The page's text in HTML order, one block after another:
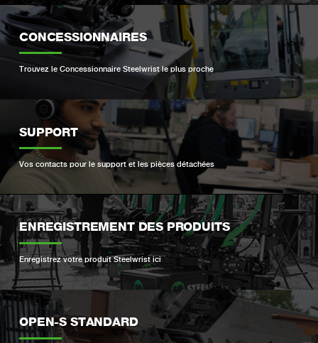
CONCESSIONNAIRES
Trouvez le Concessionnaire Steelwrist le plus proche
SUPPORT
Vos contacts pour le support et les pièces détachées
ENREGISTREMENT DES PRODUITS
Enregistrez votre produit Steelwrist ici
OPEN-S STANDARD